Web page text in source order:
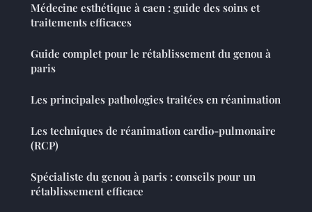
Médecine esthétique à caen : guide des soins et
traitements efficaces
Guide complet pour le rétablissement du genou à
paris
Les principales pathologies traitées en réanimation
Les techniques de réanimation cardio-pulmonaire
(RCP)
Spécialiste du genou à paris : conseils pour un
rétablissement efficace